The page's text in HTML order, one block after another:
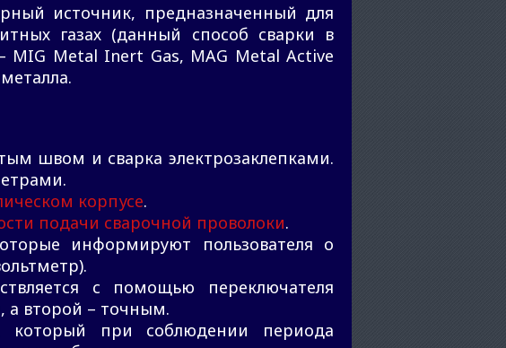
источник, предназначенный для
газах (данный способ сварки в
MIG Metal Inert Gas, MAG Metal Active
швом и сварка электрозаклепками.
корпусе.
подачи сварочной проволоки.
информируют пользователя о
с помощью переключателя
а второй – точным.
который при соблюдении периода